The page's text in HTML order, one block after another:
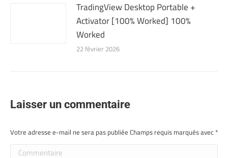
TradingView Desktop Portable +
Activator [100% Worked] 100%
Worked
22 février 2026
Laisser un commentaire
Votre adresse e-mail ne sera pas publiée Champs requis marqués avec *
Commentaire